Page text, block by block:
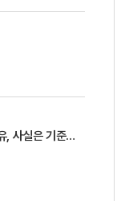
, 사실은 기준이